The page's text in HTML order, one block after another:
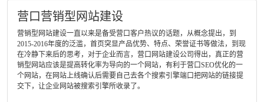
营口营销型网站建设
营销型网站建设一直以来是备受营口客户热议的话题，从概念提出，到
2015-2016年度的泛滥，首页突显产品优势、特点、荣誉证书等做法，到现
在冷静下来后的思考，对于企业而言，营口网站建设公司得出，真正的营
销型网站应该是提高转化率为导向的一个网站，有利于营口SEO优化的一
个网站，在网站上线确认后需要自己去各个搜索引擎端口把网站的链接提
交下，让企业网站被搜索引擎所收录了。